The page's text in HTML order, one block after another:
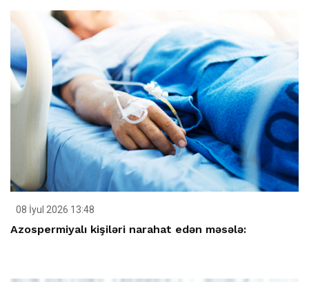
08 İyul 2026 13:48
Azospermiyalı kişiləri narahat edən məsələ: